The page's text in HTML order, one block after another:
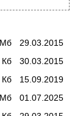
29.03.2015
30.03.2015
Кб
15.09.2019
Кб
01.07.2025